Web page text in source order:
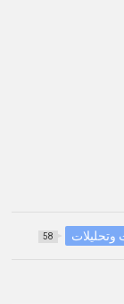
وتحليلات 58